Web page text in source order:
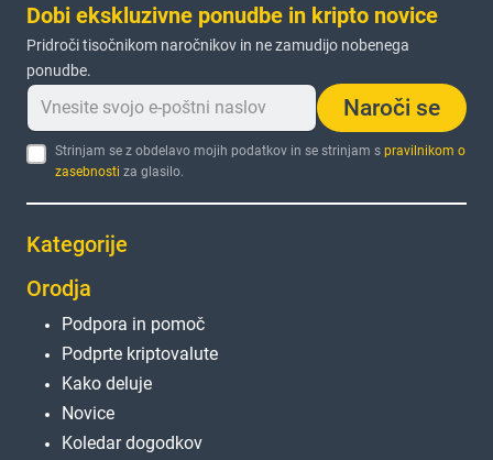
Dobi ekskluzivne ponudbe in kripto novice
Pridroči tisočnikom naročnikov in ne zamudijo nobenega
ponudbe.
Naroči se
Strinjam se z obdelavo mojih podatkov in se strinjam spravilnikom o
zasebnosti za glasilo.
Kategorije
Orodja
Podpora in pomoč
Podprte kriptovalute
Kako deluje
Novice
Koledar dogodkov